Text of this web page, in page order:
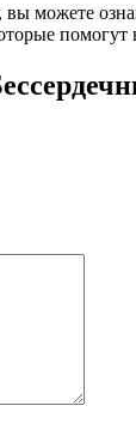
вы можете
помогут